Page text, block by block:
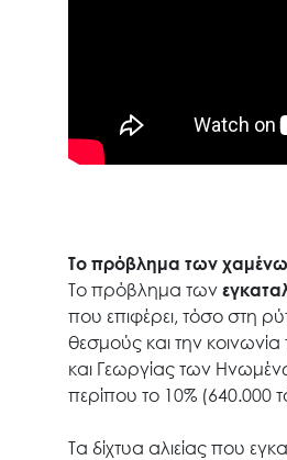
Το πρόβλημα των
Το πρόβλημα των
που επιφέρει, τόσο στη
θεσμούς και την
και Γεωργίας των
περίπου το 10%
Τα δίχτυα αλιείας που